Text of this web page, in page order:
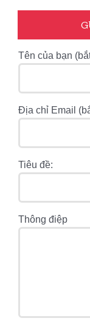
Tên của bạn
Địa chỉ Email
Tiêu đề:
Thông điệp